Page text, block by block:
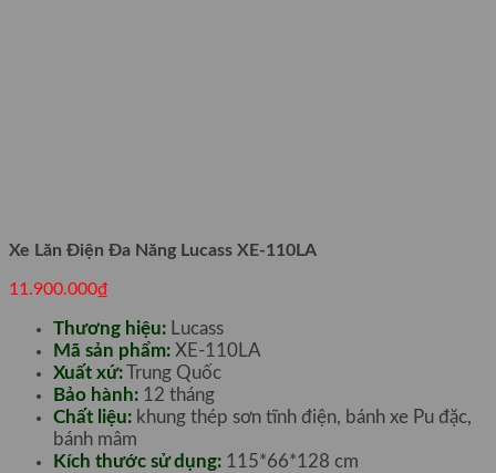
Xe Lăn Điện Đa Năng Lucass XE-110LA
11.900.000₫
Thương hiệu: Lucass
Mã sản phẩm: XE-110LA
Xuất xứ: Trung Quốc
Bảo hành: 12 tháng
Chất liệu: khung thép sơn tĩnh điện, bánh xe Pu đặc,
bánh mâm
Kích thước sử dụng: 115*66*128 cm